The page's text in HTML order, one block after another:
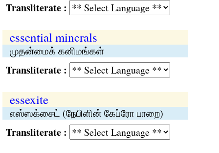
:
essential minerals
முதன்மைக் கனிமங்கள்
:
essexite
எஸ்ஸக்சைட் (நேபிளின் கேப்ரோ பாறை)
: